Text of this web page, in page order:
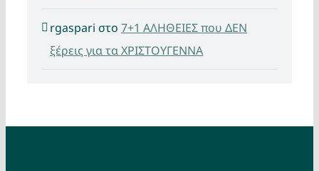
rgaspari στο 7+1 ΑΛΗΘΕΙΕΣ που ΔΕΝ
ξέρεις για τα ΧΡΙΣΤΟΥΓΕΝΝΑ